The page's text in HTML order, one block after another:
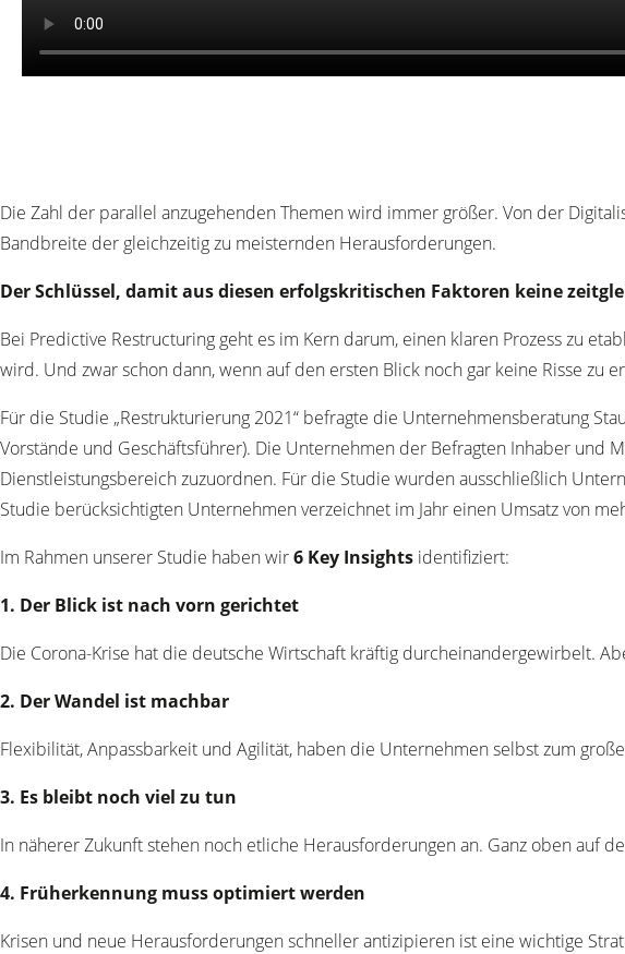
Die Zahl der parallel anzugehenden Themen wird immer größer. Von der
Bandbreite der gleichzeitig zu meisternden Herausforderungen.
Der Schlüssel, damit aus diesen erfolgskritischen Faktoren keine
Bei Predictive Restructuring geht es im Kern darum, einen klaren Prozess zu
wird. Und zwar schon dann, wenn auf den ersten Blick noch gar keine Risse zu
Für die Studie „Restrukturierung 2021“ befragte die Unternehmensberatung
Vorstände und Geschäftsführer). Die Unternehmen der Befragten Inhaber und
Dienstleistungsbereich zuzuordnen. Für die Studie wurden ausschließlich
Studie berücksichtigten Unternehmen verzeichnet im Jahr einen Umsatz von
Im Rahmen unserer Studie haben wir6 Key Insights identifiziert:
1. Der Blick ist nach vorn gerichtet
Die Corona-Krise hat die deutsche Wirtschaft kräftig durcheinandergewirbelt.
2. Der Wandel ist machbar
Flexibilität, Anpassbarkeit und Agilität, haben die Unternehmen selbst zum
3. Es bleibt noch viel zu tun
In näherer Zukunft stehen noch etliche Herausforderungen an. Ganz oben auf
4. Früherkennung muss optimiert werden
Krisen und neue Herausforderungen schneller antizipieren ist eine wichtige